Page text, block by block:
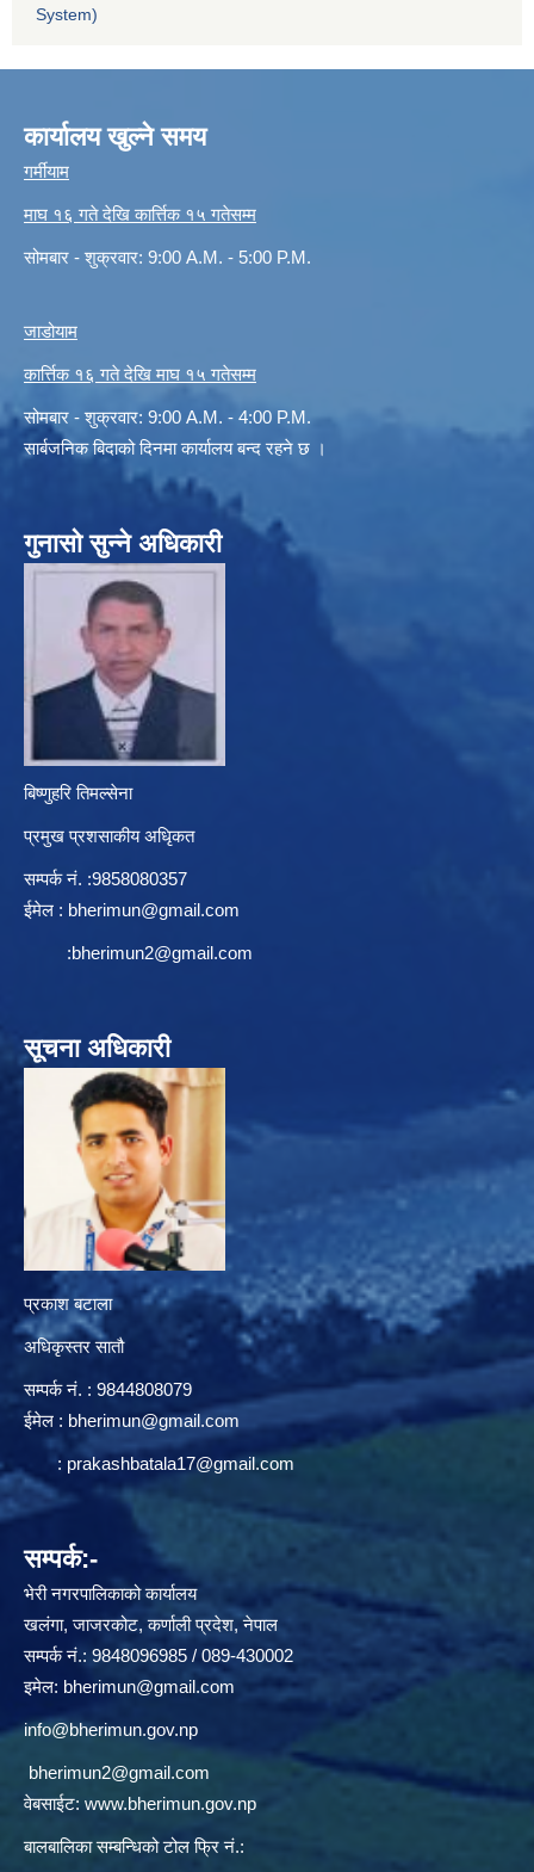
System)
कार्यालय खुल्ने समय
गर्मीयाम
माघ १६ गते देखि कार्त्तिक १५ गतेसम्म
सोमबार - शुक्रवार: 9:00 A.M. - 5:00 P.M.
जाडोयाम
कार्त्तिक १६ गते देखि माघ १५ गतेसम्म
सोमबार - शुक्रवार: 9:00 A.M. - 4:00 P.M.
सार्बजनिक बिदाको दिनमा कार्यालय बन्द रहने छ ।
गुनासो सुन्ने अधिकारी
बिष्णुहरि तिमल्सेना
प्रमुख प्रशसाकीय अधिृकत
सम्पर्क न‌ं. :9858080357
ईमेल : bherimun@gmail.com
:bherimun2@gmail.com
सूचना अधिकारी
प्रकाश बटाला
अधिकृस्तर सातौ
सम्पर्क न‌ं. : 9844808079
ईमेल : bherimun@gmail.com
: prakashbatala17@gmail.com
सम्पर्क:-
भेरी नगरपालिकाको कार्यालय
खलंगा, जाजरकोट, कर्णाली प्रदेश, नेपाल
सम्पर्क नं.: 9848096985 / 089-430002
इमेल: bherimun@gmail.com
info@bherimun.gov.np
bherimun2@gmail.com
वेबसाईट: www.bherimun.gov.np
बालबालिका सम्बन्धिको टोल फ्रि नं.: